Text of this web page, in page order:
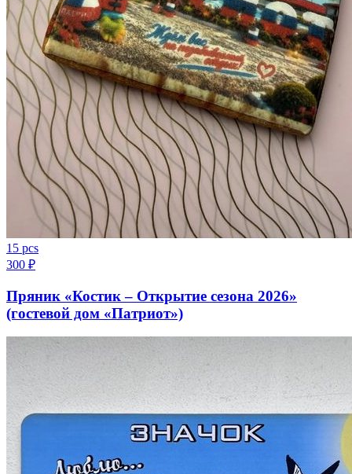
15 pcs
300 ₽
Пряник «Костик – Открытие сезона 2026»
(гостевой дом «Патриот»)